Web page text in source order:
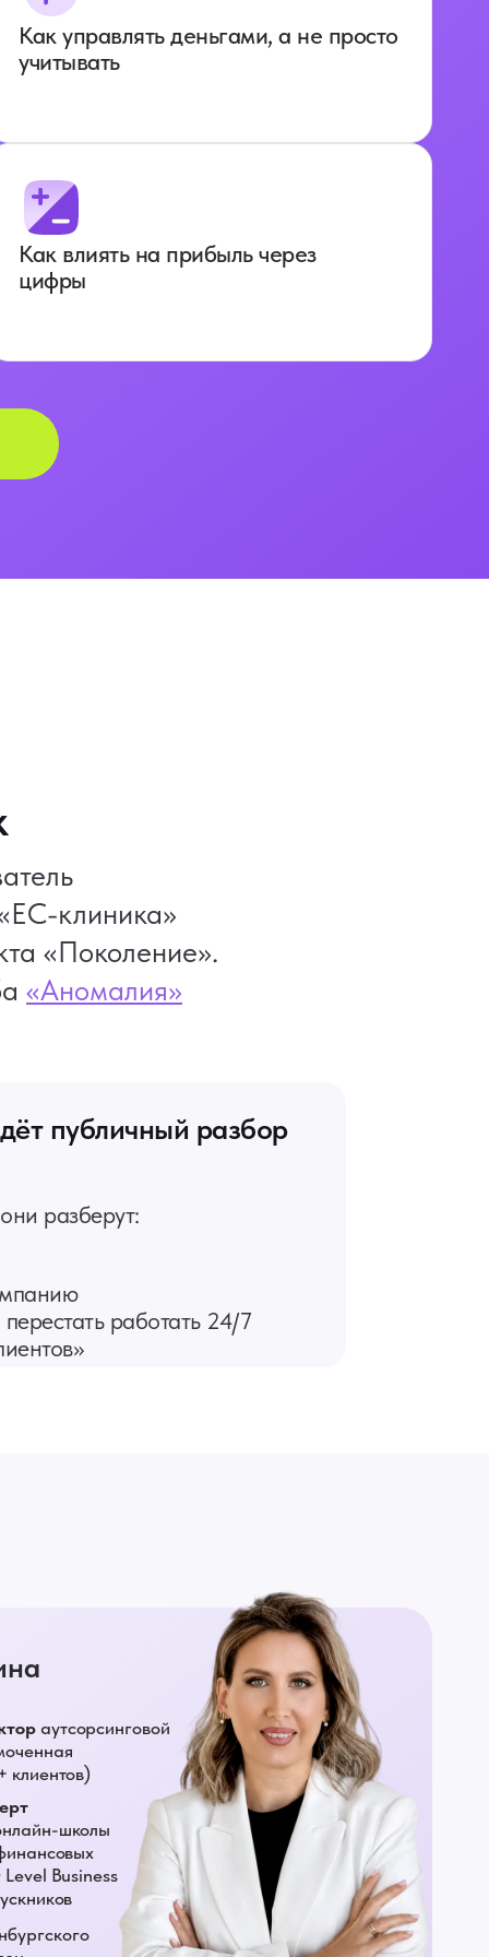
Как управлять деньгами, а не просто
учитывать
Как влиять на прибыль через
цифры
разберут:
работать 24/7
публичный разбор
клиника»
«Поколение».
«Аномалия»
школы
Business
аутсорсинговой
клиентов)